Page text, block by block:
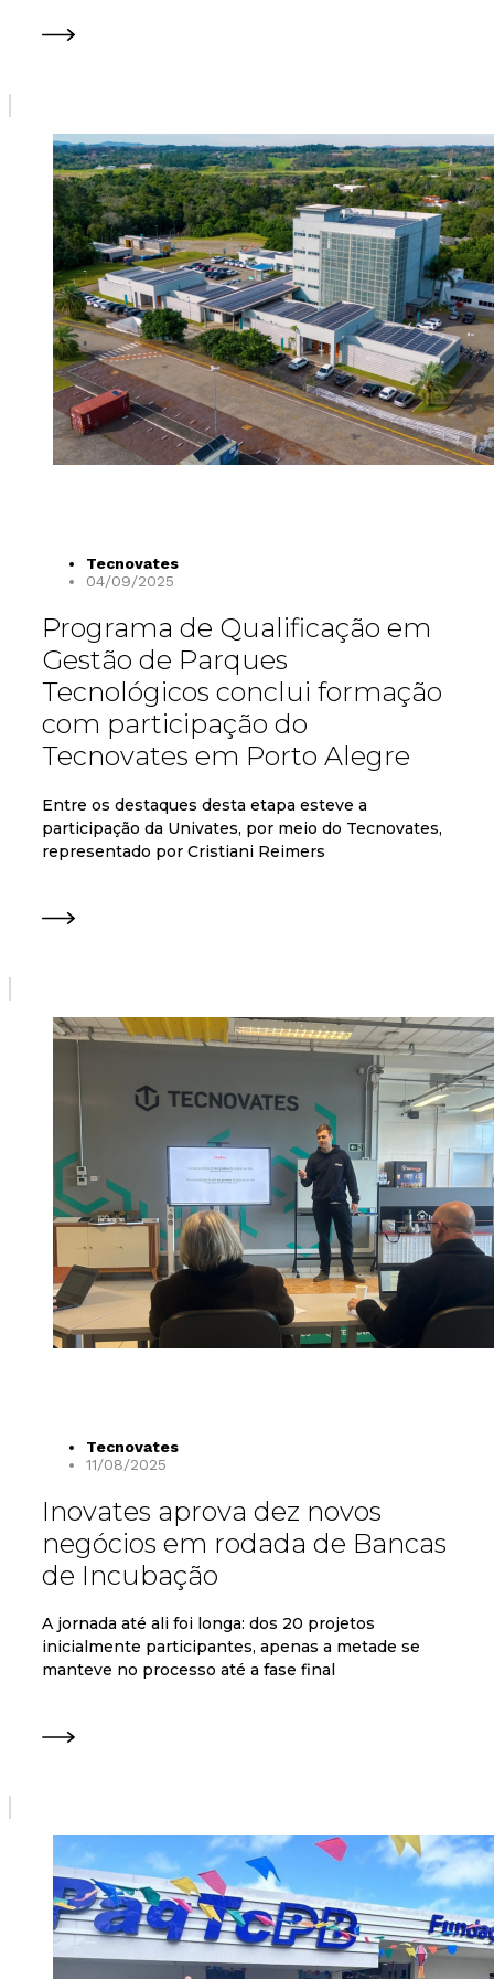
Tecnovates
04/09/2025
Programa de Qualificação em
Gestão de Parques
Tecnológicos conclui formação
com participação do
Tecnovates em Porto Alegre
Entre os destaques desta etapa esteve a
participação da Univates, por meio do Tecnovates,
representado por Cristiani Reimers
Tecnovates
11/08/2025
Inovates aprova dez novos
negócios em rodada de Bancas
de Incubação
A jornada até ali foi longa: dos 20 projetos
inicialmente participantes, apenas a metade se
manteve no processo até a fase final